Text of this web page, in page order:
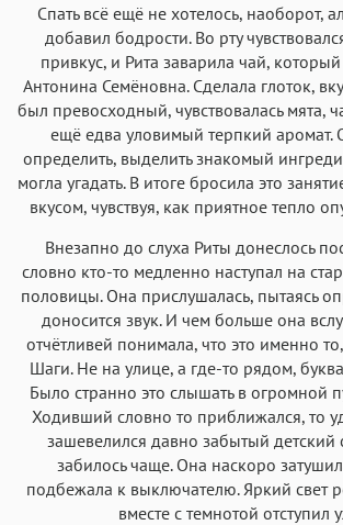
Спать всё ещё не хотелось, наоборот,
добавил бодрости. Во рту
привкус, и Рита заварила чай,
Антонина Семёновна. Сделала глоток,
был превосходный, чувствовалась мята,
ещё едва уловимый терпкий аромат.
определить, выделить знакомый
могла угадать. В итоге бросила это
вкусом, чувствуя, как приятное тепло
Внезапно до слуха Риты донеслось
словно кто-то медленно наступал на
половицы. Она прислушалась, пытаясь
доносится звук. И чем больше она
отчётливей понимала, что это именно
Шаги. Не на улице, а где-то рядом,
Было странно это слышать в огромной
Ходивший словно то приближался, то
зашевелился давно забытый детский
забилось чаще. Она наскоро
подбежала к выключателю. Яркий свет
вместе с темнотой отступил